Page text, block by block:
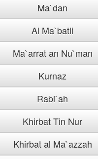
Ma`dan
Al Ma`batli
Ma`arrat an Nu`man
Kurnaz
Rabi`ah
Khirbat Tin Nur
Khirbat al Ma`azzah